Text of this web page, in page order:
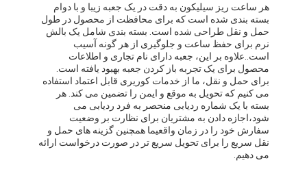
هر ساعت ریز سیلیکون به دقت در یک جعبه زیبا و با دوام
بسته بندی شده است که برای محافظت از محصول در طول
حمل و نقل طراحی شده است. بسته بندی شامل یک بالش
نرم برای حفظ ساعت و جلوگیری از هر گونه آسیب
است..علاوه بر این، جعبه دارای نام تجاری و اطلاعات
محصول برای یک تجربه باز کردن جعبه بهبود یافته است.
برای حمل و نقل، ما از خدمات کوریری قابل اعتماد استفاده
می کنیم که تحویل به موقع و ایمن را تضمین می کند. هر
بسته با یک شماره ردیابی منحصر به فرد ردیابی می
شود،اجازه دادن به مشتریان برای نظارت بر وضعیت
سفارش خود را در زمان واقعیما همچنین گزینه های حمل و
نقل سریع را برای تحویل سریع تر در صورت درخواست ارائه
می دهیم.